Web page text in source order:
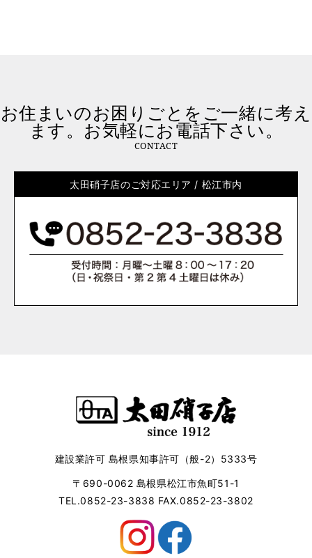
お住まいのお困りごとをご一緒に考え
ます。お気軽にお電話下さい。
CONTACT
太田硝子店のご対応エリア / 松江市内
建設業許可 島根県知事許可（般-2）5333号
〒690-0062 島根県松江市魚町51-1
TEL.0852-23-3838 FAX.0852-23-3802